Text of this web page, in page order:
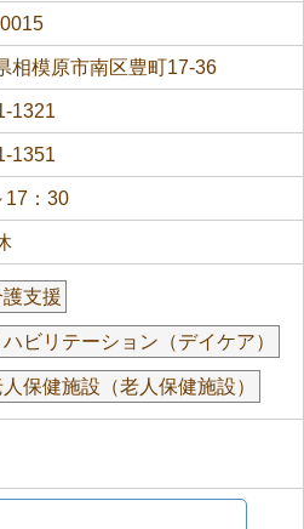
相模原市南区豊町17-36
1321
1351
17：30
支援
ビリテーション（デイケア）
保健施設（老人保健施設）